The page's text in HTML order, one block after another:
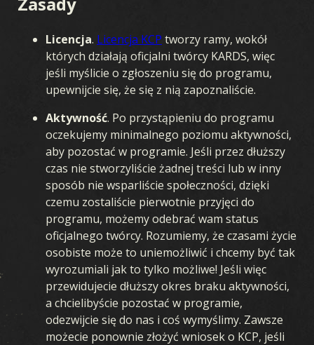
Licencja. Licencja KCP tworzy ramy, wokół
których działają oficjalni twórcy KARDS, więc
jeśli myślicie o zgłoszeniu się do programu,
upewnijcie się, że się z nią zapoznaliście.
Aktywność. Po przystąpieniu do programu
oczekujemy minimalnego poziomu aktywności,
aby pozostać w programie. Jeśli przez dłuższy
czas nie stworzyliście żadnej treści lub w inny
sposób nie wsparliście społeczności, dzięki
czemu zostaliście pierwotnie przyjęci do
programu, możemy odebrać wam status
oficjalnego twórcy. Rozumiemy, że czasami życie
osobiste może to uniemożliwić i chcemy być tak
wyrozumiali jak to tylko możliwe! Jeśli więc
przewidujecie dłuższy okres braku aktywności,
a chcielibyście pozostać w programie,
odezwijcie się do nas i coś wymyślimy. Zawsze
możecie ponownie złożyć wniosek o KCP, jeśli